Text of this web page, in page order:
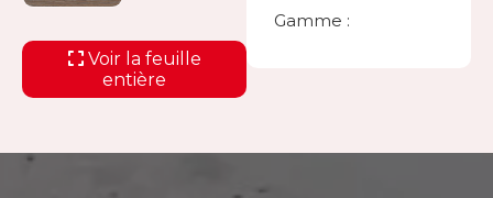
Voir la feuille
entière
Gamme :